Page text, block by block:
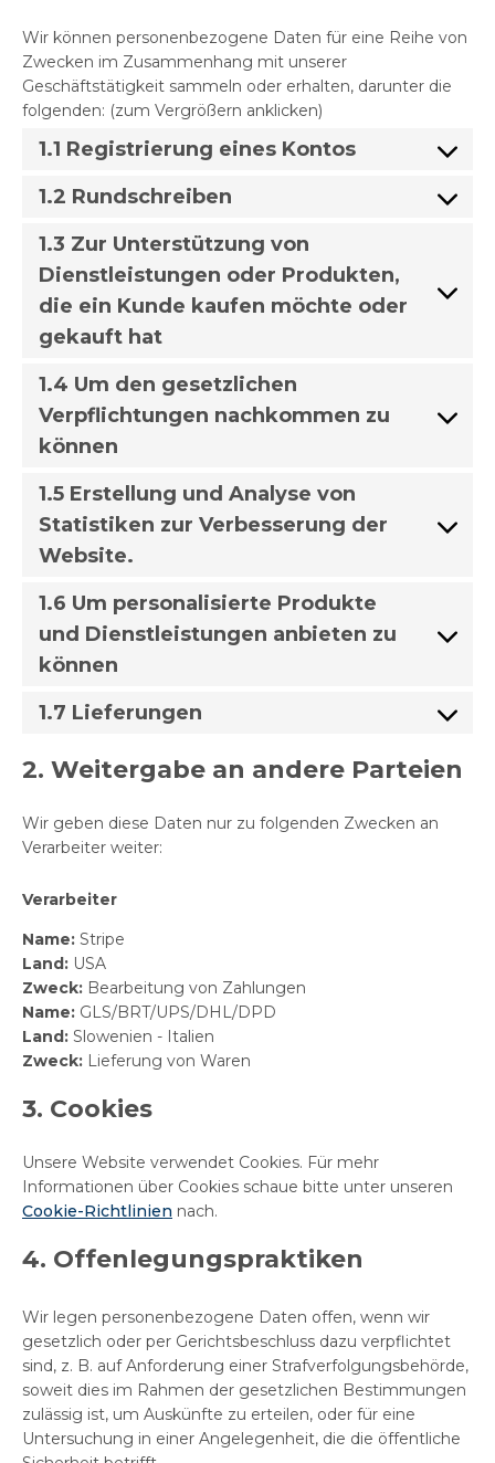
Wir können personenbezogene Daten für eine Reihe von
Zwecken im Zusammenhang mit unserer
Geschäftstätigkeit sammeln oder erhalten, darunter die
folgenden: (zum Vergrößern anklicken)
1.1 Registrierung eines Kontos
1.2 Rundschreiben
1.3 Zur Unterstützung von
Dienstleistungen oder Produkten,
die ein Kunde kaufen möchte oder
gekauft hat
1.4 Um den gesetzlichen
Verpflichtungen nachkommen zu
können
1.5 Erstellung und Analyse von
Statistiken zur Verbesserung der
Website.
1.6 Um personalisierte Produkte
und Dienstleistungen anbieten zu
können
1.7 Lieferungen
2. Weitergabe an andere Parteien
Wir geben diese Daten nur zu folgenden Zwecken an
Verarbeiter weiter:
Verarbeiter
Name: Stripe
Land: USA
Zweck: Bearbeitung von Zahlungen
Name: GLS/BRT/UPS/DHL/DPD
Land: Slowenien - Italien
Zweck: Lieferung von Waren
3. Cookies
Unsere Website verwendet Cookies. Für mehr
Informationen über Cookies schaue bitte unter unseren
Cookie-Richtlinien nach.
4. Offenlegungspraktiken
Wir legen personenbezogene Daten offen, wenn wir
gesetzlich oder per Gerichtsbeschluss dazu verpflichtet
sind, z. B. auf Anforderung einer Strafverfolgungsbehörde,
soweit dies im Rahmen der gesetzlichen Bestimmungen
zulässig ist, um Auskünfte zu erteilen, oder für eine
Untersuchung in einer Angelegenheit, die die öffentliche